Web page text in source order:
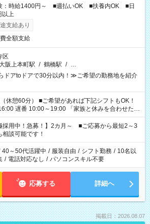
：時給1400円～ ■週払いOK ■扶養内OK ■日
以上
支給あり
全額支給
区
大阪上本町駅 / 鶴橋駅 / …
ドアtoドアで30分以内！≫ご希望の勤務地を紹介
望があれば下記シフトもOK！
10:00～19:00 「家族と休みを合わせた
持って夕飯の準備がしたい」 「できれば残業はし
、ご希望を教えてくださいね。 ※Wワーク希望
のお仕事で希望する勤務時間と、もう1つのお仕事
合計で週40時間を超える場合は応募できません。
採用中！急募！】2カ月～ ■ご応募から最短2～3
相談可能です！
40～50代活躍中 / 服装自由 / シフト勤務 / 10名以
/ 電話対応なし / パソコンスキル不要
応募する 詳細へ
掲載日：2026.08.07